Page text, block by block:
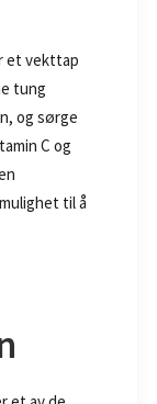
et vekttap
tung
og sørge
C og
til å